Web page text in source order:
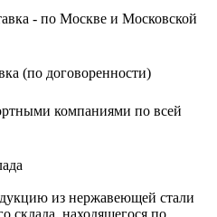
- по Москве и Московской
(по договоренности)
компаниями по всей
из нержавеющей стали
склада, находящегося по